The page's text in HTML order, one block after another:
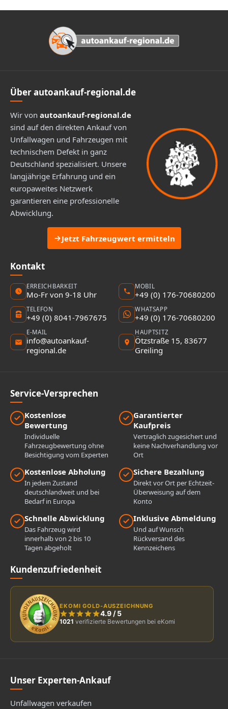
Über autoankauf-regional.de
Wir von autoankauf-regional.de
sind auf den direkten Ankauf von
Unfallwagen und Fahrzeugen mit
technischem Defekt in ganz
Deutschland spezialisiert. Unsere
langjährige Erfahrung und ein
europaweites Netzwerk
garantieren eine professionelle
Abwicklung.
Jetzt Fahrzeugwert ermitteln
Kontakt
ERREICHBARKEIT
Mo-Fr von 9-18 Uhr
MOBIL
+49 (0) 176-70680200
TELEFON
+49 (0) 8041-7967675
WHATSAPP
+49 (0) 176-70680200
E-MAIL
info@autoankauf-
regional.de
HAUPTSITZ
Ötzstraße 15, 83677
Greiling
Service-Versprechen
Kostenlose
Bewertung
Individuelle
Fahrzeugbewertung ohne
Besichtigung vom Experten
Garantierter
Kaufpreis
Vertraglich zugesichert und
keine Nachverhandlung vor
Ort
Kostenlose Abholung
In jedem Zustand
deutschlandweit und bei
Bedarf in Europa
Sichere Bezahlung
Direkt vor Ort per Echtzeit-
Überweisung auf dem
Konto
Schnelle Abwicklung
Das Fahrzeug wird
innerhalb von 2 bis 10
Tagen abgeholt
Inklusive Abmeldung
Und auf Wunsch
Rückversand des
Kennzeichens
Kundenzufriedenheit
EKOMI GOLD-AUSZEICHNUNG
4.9 /5
1021 verifizierte Bewertungen bei eKomi
Unser Experten-Ankauf
Unfallwagen verkaufen